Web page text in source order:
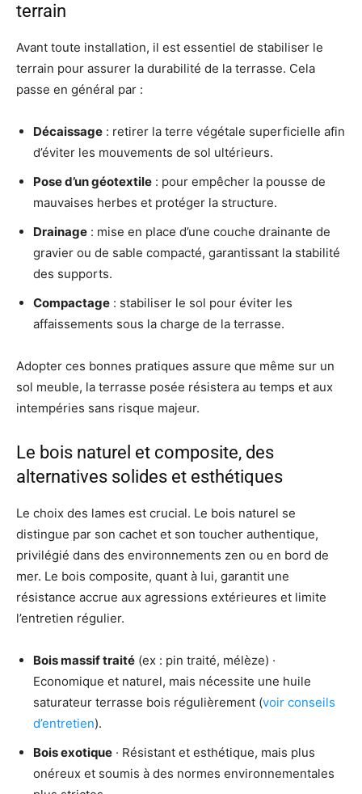
terrain
Avant toute installation, il est essentiel de stabiliser le
terrain pour assurer la durabilité de la terrasse. Cela
passe en général par :
Décaissage : retirer la terre végétale superficielle afin
d’éviter les mouvements de sol ultérieurs.
Pose d’un géotextile : pour empêcher la pousse de
mauvaises herbes et protéger la structure.
Drainage : mise en place d’une couche drainante de
gravier ou de sable compacté, garantissant la stabilité
des supports.
Compactage : stabiliser le sol pour éviter les
affaissements sous la charge de la terrasse.
Adopter ces bonnes pratiques assure que même sur un
sol meuble, la terrasse posée résistera au temps et aux
intempéries sans risque majeur.
Le bois naturel et composite, des
alternatives solides et esthétiques
Le choix des lames est crucial. Le bois naturel se
distingue par son cachet et son toucher authentique,
privilégié dans des environnements zen ou en bord de
mer. Le bois composite, quant à lui, garantit une
résistance accrue aux agressions extérieures et limite
l’entretien régulier.
Bois massif traité (ex : pin traité, mélèze) ·
Economique et naturel, mais nécessite une huile
saturateur terrasse bois régulièrement (voir conseils
d’entretien).
Bois exotique · Résistant et esthétique, mais plus
onéreux et soumis à des normes environnementales